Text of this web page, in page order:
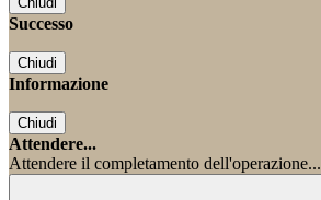
Successo
Chiudi
Informazione
Chiudi
Attendere...
Attendere il completamento dell'operazione...